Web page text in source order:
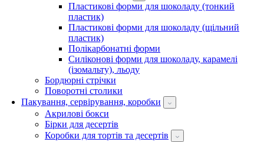
Пластикові форми для шоколаду (тонкий
пластик)
Пластикові форми для шоколаду (щільний
пластик)
Полікарбонатні форми
Силіконові форми для шоколаду, карамелі
(ізомальту), льоду
Бордюрні стрічки
Поворотні столики
Пакування, сервірування, коробки
Акрилові бокси
Бірки для десертів
Коробки для тортів та десертів